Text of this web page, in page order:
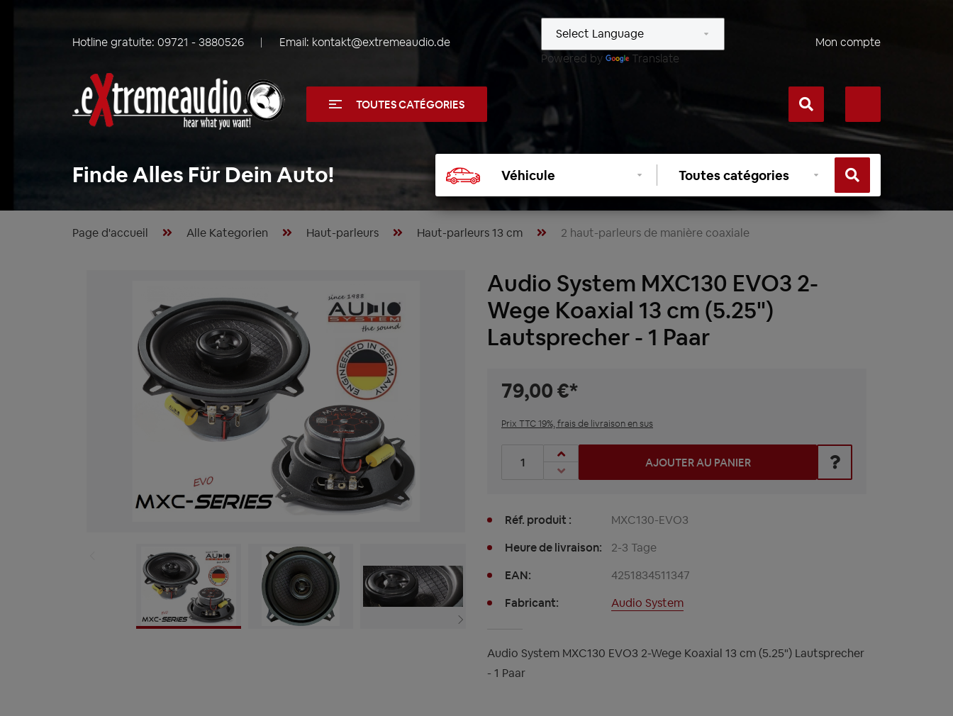
Hotline gratuite: 09721 - 3880526 Email: kontakt@extremeaudio.de
Powered by
Translate
Mon compte
TOUTES CATÉGORIES
Finde Alles Für Dein Auto!
un
véhicule
Sélectionner
catégorie
Page d'accueil Alle Kategorien Haut-parleurs Haut-parleurs 13 cm 2 haut-parleurs de manière coaxiale
Audio System MXC130 EVO3 2-
Wege Koaxial 13 cm (5.25")
Lautsprecher - 1 Paar
79,00 €*
Prix TTC 19%, frais de livraison en sus
Nombre de produits : entrez la valeur souhaitée ou utilisez les boutons pour augmenter
AJOUTER AU PANIER
Réf. produit :
MXC130-EVO3
Heure de livraison:
2-3 Tage
EAN:
4251834511347
Fabricant:
Audio System
Audio System MXC130 EVO3 2-Wege Koaxial 13 cm (5.25") Lautsprecher
- 1 Paar